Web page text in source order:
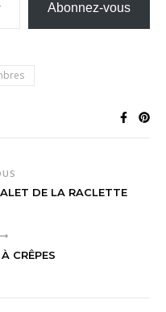
Abonnez-vous
DE LA RACLETTE
CRÊPES